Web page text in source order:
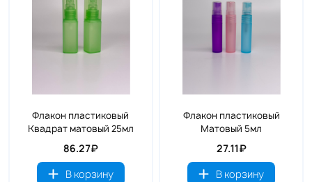
Флакон пластиковый
Квадрат матовый 25мл
86.27₽
В корзину
Флакон пластиковый
Матовый 5мл
27.11₽
В корзину